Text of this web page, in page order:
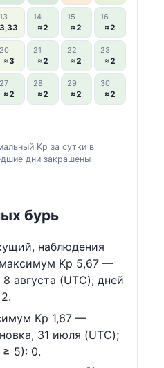
13
3,33
14
≈2
15
≈2
16
≈2
20
≈3
21
≈2
22
≈2
23
≈2
27
≈2
28
≈2
29
≈2
30
≈2
Kp за сутки в
дни закрашены
бурь
наблюдения
Kp 5,67 —
августа (UTC); дней
Kp 1,67 —
31 июля (UTC);
≥ 5): 0.